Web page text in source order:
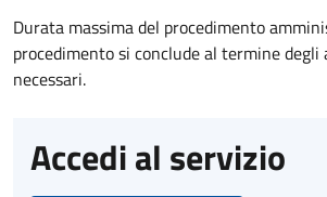
Durata massima del procedimento
procedimento si conclude al termine
necessari.
Accedi al servizio